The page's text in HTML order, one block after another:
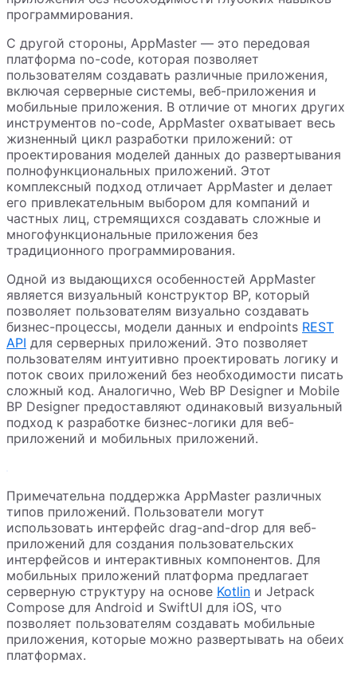
программирования.
С другой стороны, AppMaster — это передовая
платформа no-code, которая позволяет
пользователям создавать различные приложения,
включая серверные системы, веб-приложения и
мобильные приложения. В отличие от многих других
инструментов no-code, AppMaster охватывает весь
жизненный цикл разработки приложений: от
проектирования моделей данных до развертывания
полнофункциональных приложений. Этот
комплексный подход отличает AppMaster и делает
его привлекательным выбором для компаний и
частных лиц, стремящихся создавать сложные и
многофункциональные приложения без
традиционного программирования.
Одной из выдающихся особенностей AppMaster
является визуальный конструктор BP, который
позволяет пользователям визуально создавать
бизнес-процессы, модели данных и endpoints REST
API для серверных приложений. Это позволяет
пользователям интуитивно проектировать логику и
поток своих приложений без необходимости писать
сложный код. Аналогично, Web BP Designer и Mobile
BP Designer предоставляют одинаковый визуальный
подход к разработке бизнес-логики для веб-
приложений и мобильных приложений.
Примечательна поддержка AppMaster различных
типов приложений. Пользователи могут
использовать интерфейс drag-and-drop для веб-
приложений для создания пользовательских
интерфейсов и интерактивных компонентов. Для
мобильных приложений платформа предлагает
серверную структуру на основе Kotlin и Jetpack
Compose для Android и SwiftUI для iOS, что
позволяет пользователям создавать мобильные
приложения, которые можно развертывать на обеих
платформах.